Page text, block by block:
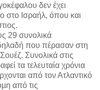
δεν έχει
στο Ισραήλ, όπου και
29 συνολικά
που πέρασαν στη
Συνολικά στις
τα τελευταία χρόνια
από τον Ατλαντικό
από τις